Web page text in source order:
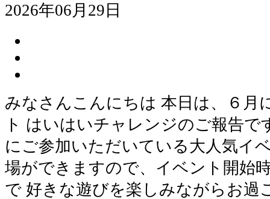
2026年06月29日
みなさんこんにちは 本日は、６月
ト はいはいチャレンジのご報告で
にご参加いただいている大人気イ
場ができますので、イベント開始
で 好きな遊びを楽しみながらお過